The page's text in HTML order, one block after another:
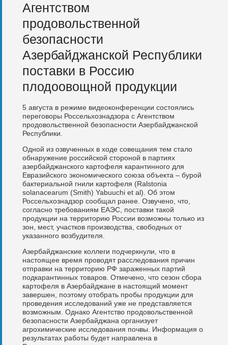
Агентством
продовольственной
безопасности
Азербайджанской Республики
поставки в Россию
плодоовощной продукции
5 августа в режиме видеоконференции состоялись
переговоры Россельхознадзора с Агентством
продовольственной безопасности Азербайджанской
Республики.
Одной из озвученных в ходе совещания тем стало
обнаружение российской стороной в партиях
азербайджанского картофеля карантинного для
Евразийского экономического союза объекта – бурой
бактериальной гнили картофеля (Ralstonia
solanacearum (Smith) Yabuuchi et al). Об этом
Россельхознадзор сообщал ранее. Озвучено, что,
согласно требованиям ЕАЭС, поставки такой
продукции на территорию России возможны только из
зон, мест, участков производства, свободных от
указанного возбудителя.
Азербайджанские коллеги подчеркнули, что в
настоящее время проводят расследования причин
отправки на территорию РФ зараженных партий
подкарантинных товаров. Отмечено, что сезон сбора
картофеля в Азербайджане в настоящий момент
завершен, поэтому отобрать пробы продукции для
проведения исследований уже не представляется
возможным. Однако Агентство продовольственной
безопасности Азербайджана организует
агрохимические исследования почвы. Информация о
результатах работы будет направлена в